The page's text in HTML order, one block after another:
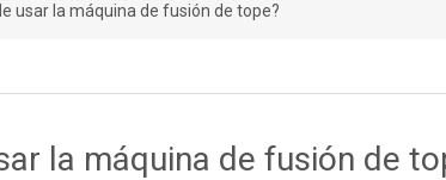
usar la máquina de fusión de tope?
la máquina de fusión de